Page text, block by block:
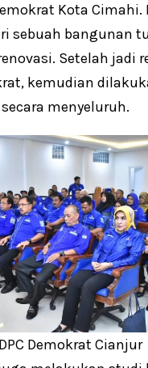
Kota Cimahi.
sebuah bangunan
Setelah jadi
kemudian
menyeluruh.
Demokrat Cianjur